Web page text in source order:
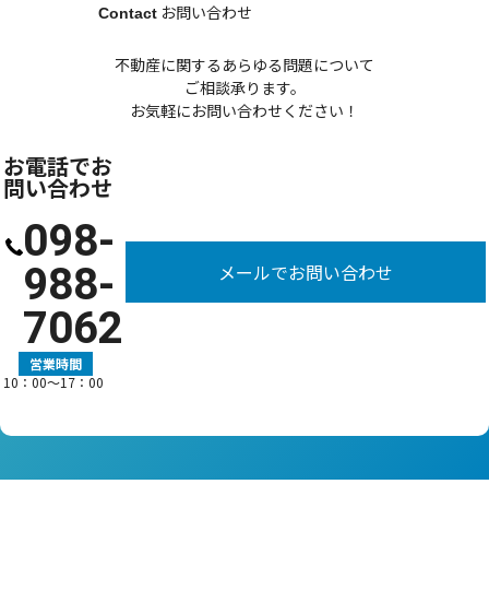
Contact お問い合わせ
不動産に関するあらゆる問題について
ご相談承ります。
お気軽にお問い合わせください！
お電話でお
問い合わせ
098-
988-
7062
営業時間
10：00〜17：00
メールでお問い合わせ